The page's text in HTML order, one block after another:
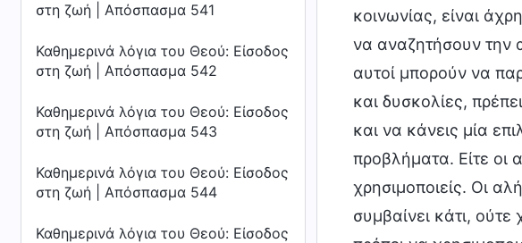
στη ζωή | Απόσπασμα 541
Καθημερινά λόγια του Θεού: Είσοδος
στη ζωή | Απόσπασμα 542
Καθημερινά λόγια του Θεού: Είσοδος
στη ζωή | Απόσπασμα 543
Καθημερινά λόγια του Θεού: Είσοδος
στη ζωή | Απόσπασμα 544
Καθημερινά λόγια του Θεού: Είσοδος